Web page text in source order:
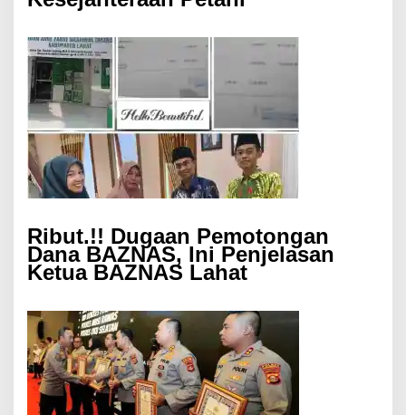
Ribut.!! Dugaan Pemotongan
Dana BAZNAS, Ini Penjelasan
Ketua BAZNAS Lahat